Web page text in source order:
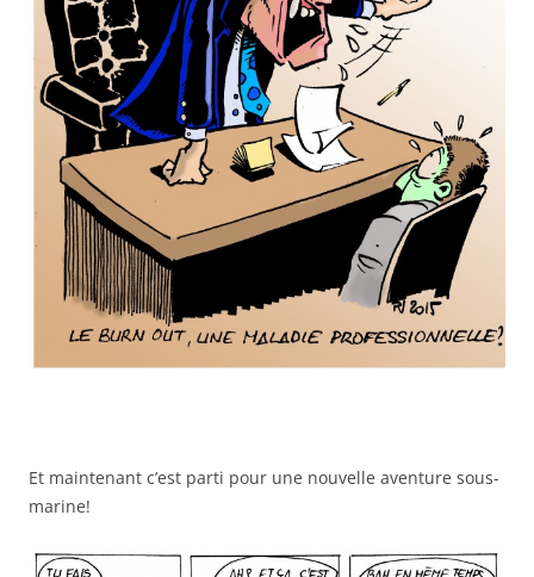
Et maintenant c’est parti pour une nouvelle aventure sous-
marine!